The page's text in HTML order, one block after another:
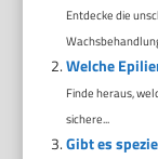
Entdecke die
Welche
Finde heraus,
sichere...
Gibt es